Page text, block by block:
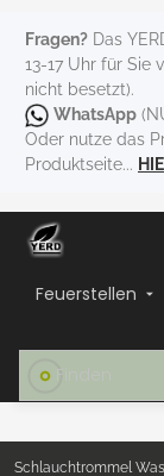
Fragen? Das
13-17 Uhr für Sie
nicht besetzt).
WhatsApp
Oder nutze das
Produktseite...
Feuerstellen
Schlauchtrommel